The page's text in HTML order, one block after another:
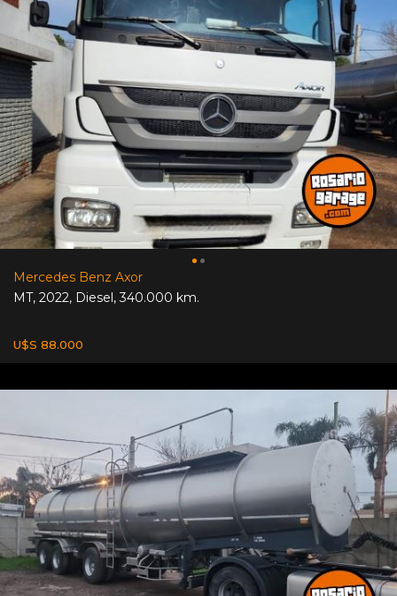
Mercedes Benz Axor
MT, 2022, Diesel,340.000 km.
U$S 88.000